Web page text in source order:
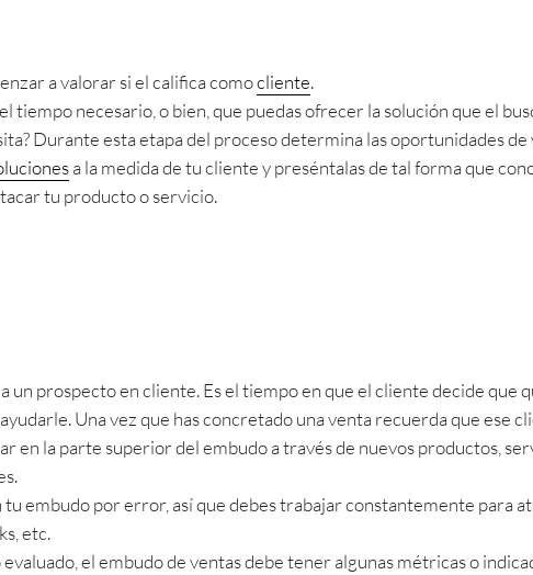
a valorar si el califica comocliente.
tiempo necesario, o bien, que puedas ofrecer la solución que el
Durante esta etapa del proceso determina las oportunidades de
a la medida de tu cliente y preséntalas de tal forma que
tu producto o servicio.
prospecto en cliente. Es el tiempo en que el cliente decide que
Una vez que has concretado una venta recuerda que ese
en la parte superior del embudo a través de nuevos productos,
embudo por error, así que debes trabajar constantemente para
etc.
el embudo de ventas debe tener algunas métricas o